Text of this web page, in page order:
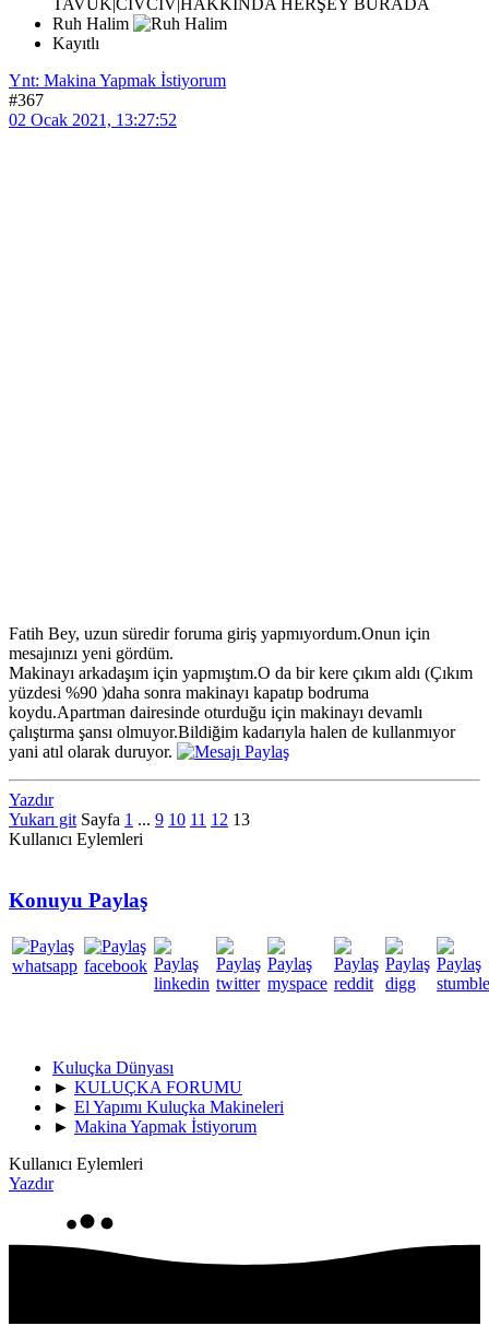
Ruh Halim
Kayıtlı
Ynt: Makina Yapmak İstiyorum
#367
02 Ocak 2021, 13:27:52
Fatih Bey, uzun süredir foruma giriş yapmıyordum.Onun için
mesajınızı yeni gördüm.
Makinayı arkadaşım için yapmıştım.O da bir kere çıkım aldı (Çıkım
yüzdesi %90 )daha sonra makinayı kapatıp bodruma
koydu.Apartman dairesinde oturduğu için makinayı devamlı
çalıştırma şansı olmuyor.Bildiğim kadarıyla halen de kullanmıyor
yani atıl olarak duruyor.
Yazdır
Yukarı git Sayfa 1 ... 9 10 11 12 13
Kullanıcı Eylemleri
Konuyu Paylaş
Kuluçka Dünyası
► KULUÇKA FORUMU
► El Yapımı Kuluçka Makineleri
► Makina Yapmak İstiyorum
Kullanıcı Eylemleri
Yazdır